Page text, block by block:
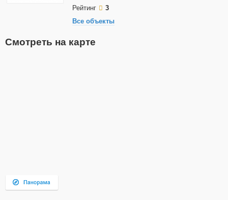
Рейтинг
3
Все объекты
Смотреть на карте